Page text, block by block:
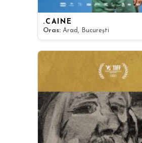
.CÂINE
Oras: Arad, București